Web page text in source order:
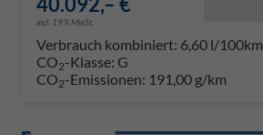
incl. 19% MwSt.
Verbrauch kombiniert: 6,60 l/100km
CO2-Klasse: G
CO2-Emissionen: 191,00 g/km